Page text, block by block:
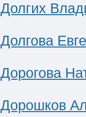
Долгих
Долгова
Дорогова
Дорошков